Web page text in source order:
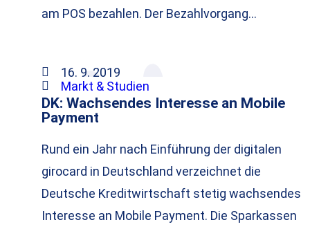
am POS bezahlen. Der Bezahlvorgang…
16. 9. 2019
Markt & Studien
DK: Wachsendes Interesse an Mobile
Payment
Rund ein Jahr nach Einführung der digitalen
girocard in Deutschland verzeichnet die
Deutsche Kreditwirtschaft stetig wachsendes
Interesse an Mobile Payment. Die Sparkassen